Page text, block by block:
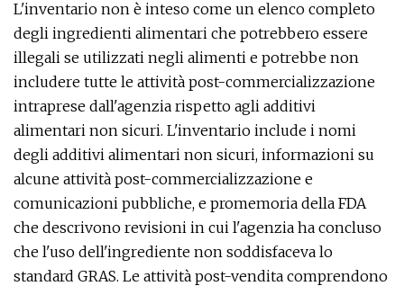
L'inventario non è inteso come un elenco completo
degli ingredienti alimentari che potrebbero essere
illegali se utilizzati negli alimenti e potrebbe non
includere tutte le attività post-commercializzazione
intraprese dall'agenzia rispetto agli additivi
alimentari non sicuri. L'inventario include i nomi
degli additivi alimentari non sicuri, informazioni su
alcune attività post-commercializzazione e
comunicazioni pubbliche, e promemoria della FDA
che descrivono revisioni in cui l'agenzia ha concluso
che l'uso dell'ingrediente non soddisfaceva lo
standard GRAS. Le attività post-vendita comprendono